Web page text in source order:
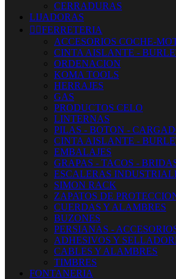
CERRADURAS
LIJADORAS
 FERRETERIA
ACCESORIOS COCHE-
CINTA AISLANTE -
ORDENACION
KOMA TOOLS
HERRAJES
GAS
PRODUCTOS CELO
LINTERNAS
PILAS - BOTON -
CINTA AISLANTE -
EMBALAJES
GRAPAS - TACOS -
ESCALERAS
SIMON RACK
ZAPATOS DE
CUERDAS Y ALAMBRES
BUZONES
PERSIANAS -
ADHESIVOS Y
CABLES Y ALAMBRES
TIMBRES
FONTANERIA